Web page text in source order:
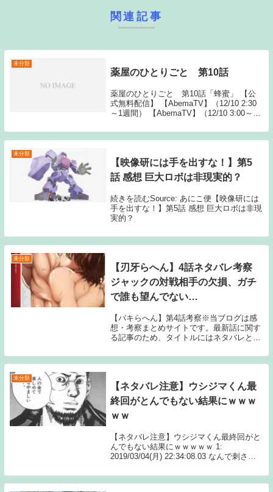
関連記事
未分類
薬屋のひとりごと 第10話
薬屋のひとりごと 第10話「蜂蜜」 【公
式無料配信】 【AbemaTV】（12/10 2:30
～1週間） 【AbemaTV】（12/10 3:00～1
屋のひとりごと動画一覧TO The post ...
未分類
【映像研には手を出すな！】第5
話 感想 巨大ロボは非現実的？
続きを読むSource: あにこ便【映像研には
手を出すな！】第5話 感想 巨大ロボは非現
実的？
未分類
【刃牙らへん】4話ネタバレ考察
ジャックの対戦相手の欠損、ガチ
で誰も望んでない…
【バキらへん】第4話考察※当ブログは感
想・考察まとめサイトです。最新話に関す
る記事のため、タイトルにはネタバレと注
きおこしやスクリーンショットの画像、雑
誌発売前のネタバレ（早バレ）に該当する
未分類
【ネタバレ注意】ウシジマくん最
終回がとんでもない結果にｗｗｗ
ｗｗ
【ネタバレ注意】ウシジマくん最終回がと
んでもない結果にｗｗｗｗｗ 1:
2019/03/04(月) 22:34:08.03 なんで刺され
速【ネタバレ注意】ウシジマくん最終回が
とんでもない結果に...